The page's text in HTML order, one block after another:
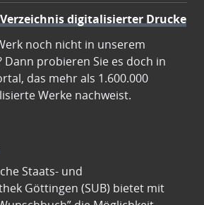
Verzeichnis digitalisierter Drucke
noch nicht in unserem
Dann probieren Sie es doch in
das mehr als 1.600.000
Werke nachweist.
Staats- und
Göttingen (SUB) bietet mit